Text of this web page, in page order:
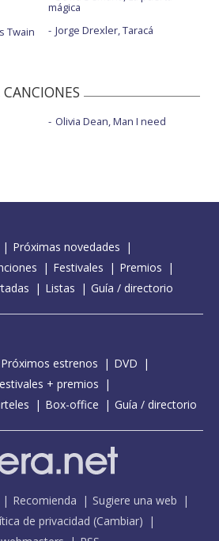
Twain
mágica
Jorge Drexler, Taracá
CANCIONES
Olivia Dean, Man I need
Próximas novedades
Festivales
Premios
Listas Guía / directorio
Próximos estrenos
DVD
+ premios
Box-office Guía / directorio
Recomienda
Sugiere una web
de privacidad (Cambiar)